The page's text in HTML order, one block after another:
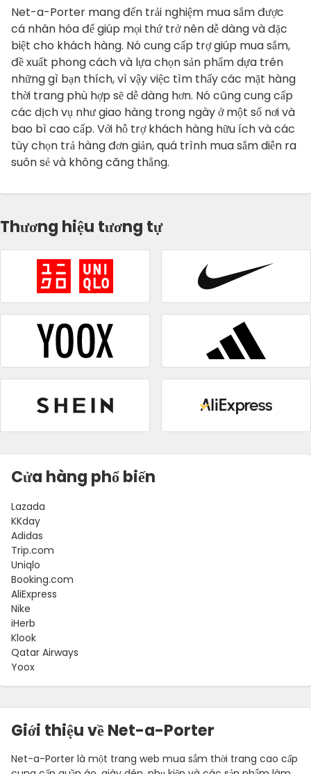
Language:
(VI)
Country:
Giới thiệu về Net-a-Porter
Net-a-Porter là một trang web mua sắm thời trang cao cấp
Net-a-Porter mang đến trải nghiệm mua sắm được
cá nhân hóa để giúp mọi thứ trở nên dễ dàng và đặc
biệt cho khách hàng. Nó cung cấp trợ giúp mua sắm,
đề xuất phong cách và lựa chọn sản phẩm dựa trên
những gì bạn thích, vì vậy việc tìm thấy các mặt hàng
thời trang phù hợp sẽ dễ dàng hơn. Nó cũng cung cấp
các dịch vụ như giao hàng trong ngày ở một số nơi và
bao bì cao cấp. Với hỗ trợ khách hàng hữu ích và các
tùy chọn trả hàng đơn giản, quá trình mua sắm diễn ra
suôn sẻ và không căng thẳng.
Thương hiệu tương tự
Cửa hàng phổ biến
Lazada
KKday
Adidas
Trip.com
Uniqlo
Booking.com
AliExpress
Nike
iHerb
Klook
Qatar Airways
Yoox